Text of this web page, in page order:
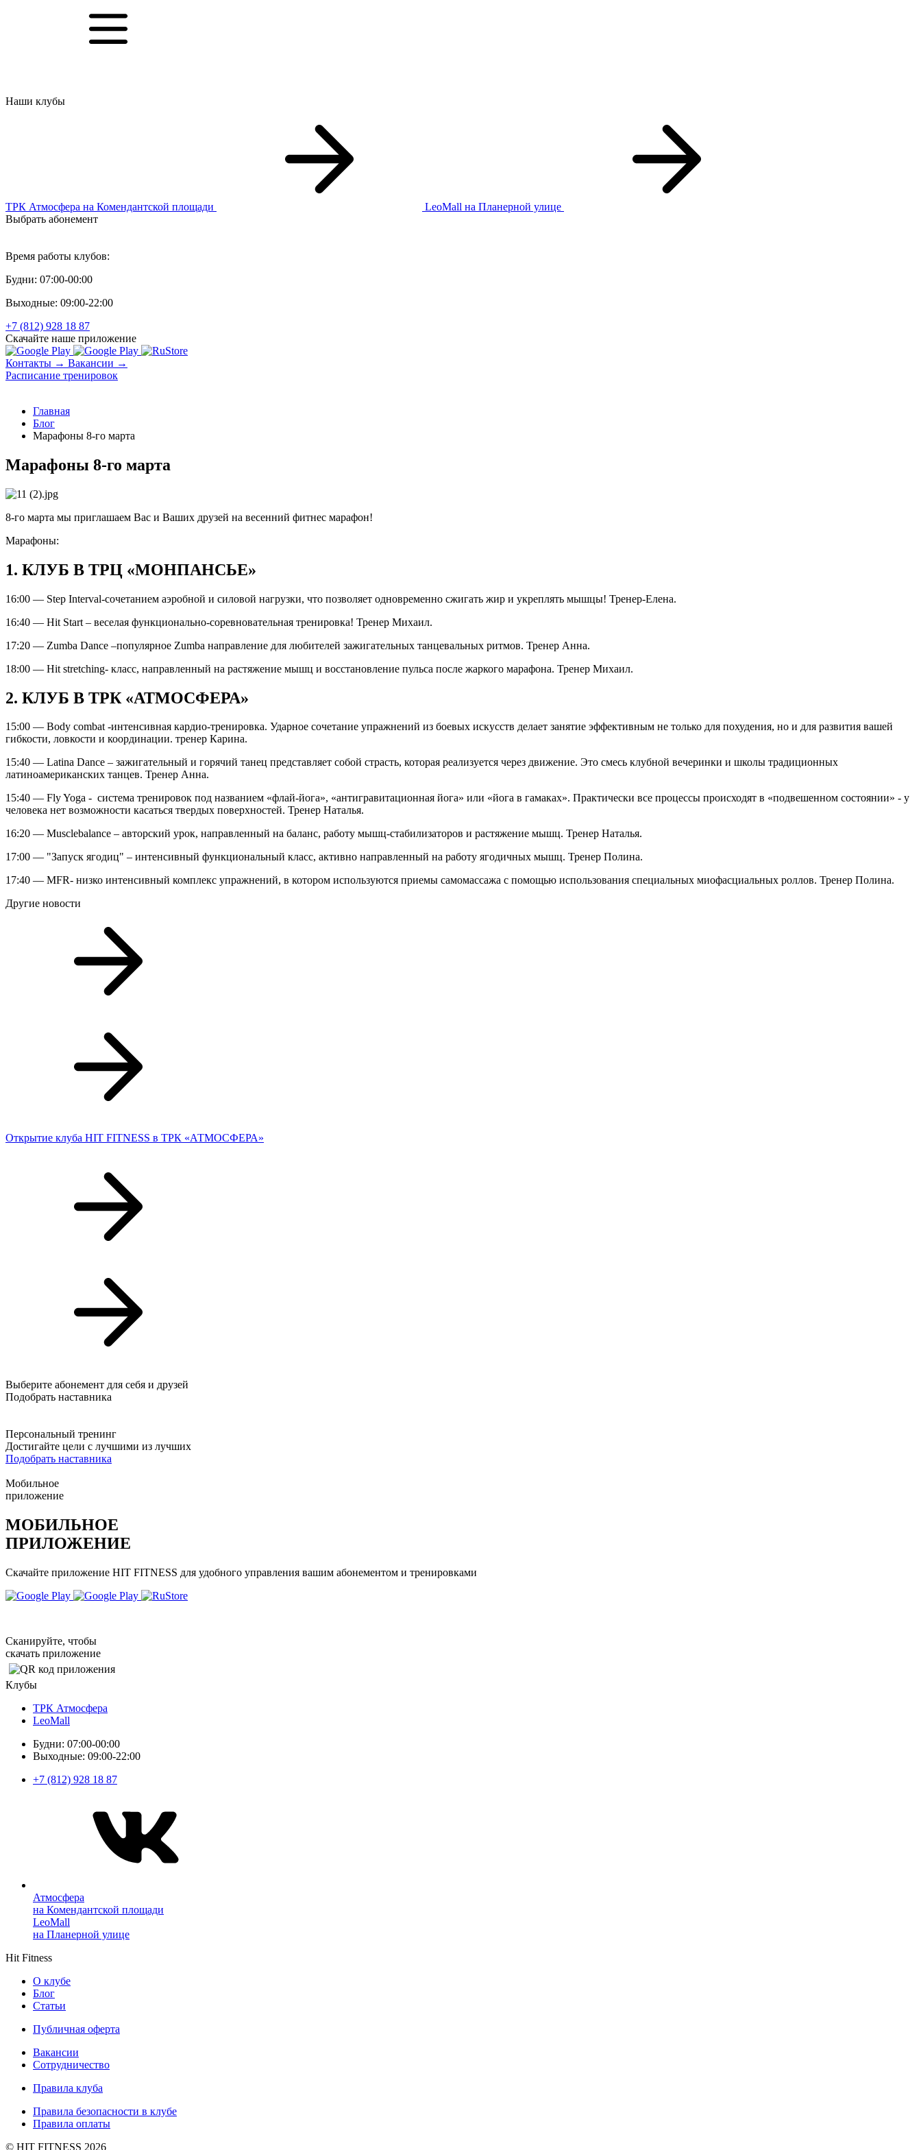
Наши клубы
ТРК Атмосфера на Комендантской площади LeoMall на Планерной улице
Выбрать абонемент
Время работы клубов:
Будни: 07:00-00:00
Выходные: 09:00-22:00
+7 (812) 928 18 87
Скачайте наше приложение
Контакты → Вакансии →
Расписание тренировок
Главная
Блог
Марафоны 8-го марта
Марафоны 8-го марта
8-го марта мы приглашаем Вас и Ваших друзей на весенний фитнес марафон!
Марафоны:
1. КЛУБ В ТРЦ «МОНПАНСЬЕ»
16:00 — Step Interval-сочетанием аэробной и силовой нагрузки, что позволяет одновременно сжигать жир и укреплять мышцы! Тренер-Елена.
16:40 — Hit Start – веселая функционально-соревновательная тренировка! Тренер Михаил.
17:20 — Zumba Dance –популярное Zumba направление для любителей зажигательных танцевальных ритмов. Тренер Анна.
18:00 — Hit stretching- класс, направленный на растяжение мышц и восстановление пульса после жаркого марафона. Тренер Михаил.
2. КЛУБ В ТРК «АТМОСФЕРА»
15:00 — Body combat -интенсивная кардио-тренировка. Ударное сочетание упражнений из боевых искусств делает занятие эффективным не только для похудения, но и для развития вашей
гибкости, ловкости и координации. тренер Карина.
15:40 — Latina Dance – зажигательный и горячий танец представляет собой страсть, которая реализуется через движение. Это смесь клубной вечеринки и школы традиционных
латиноамериканских танцев. Тренер Анна.
15:40 — Fly Yoga - система тренировок под названием «флай-йога», «антигравитационная йога» или «йога в гамаках». Практически все процессы происходят в «подвешенном состоянии» - у
человека нет возможности касаться твердых поверхностей. Тренер Наталья.
16:20 — Musclebalance – авторский урок, направленный на баланс, работу мышц-стабилизаторов и растяжение мышц. Тренер Наталья.
17:00 — "Запуск ягодиц" – интенсивный функциональный класс, активно направленный на работу ягодичных мышц. Тренер Полина.
17:40 — MFR- низко интенсивный комплекс упражнений, в котором используются приемы самомассажа с помощью использования специальных миофасциальных роллов. Тренер Полина.
Другие новости
Открытие клуба HIT FITNESS в ТРК «АТМОСФЕРА»
Выберите абонемент для себя и друзей
Подобрать наставника
Персональный тренинг
Достигайте цели с лучшими из лучших
Подобрать наставника
Мобильное
приложение
МОБИЛЬНОЕ
ПРИЛОЖЕНИЕ
Скачайте приложение HIT FITNESS для удобного управления вашим абонементом и тренировками
Сканируйте, чтобы
скачать приложение
Клубы
ТРК Атмосфера
LeoMall
Будни: 07:00-00:00
Выходные: 09:00-22:00
+7 (812) 928 18 87
Атмосфера
на Комендантской площади
LeoMall
на Планерной улице
Hit Fitness
О клубе
Блог
Статьи
Публичная оферта
Вакансии
Сотрудничество
Правила клуба
Правила безопасности в клубе
Правила оплаты
© HIT FITNESS 2026